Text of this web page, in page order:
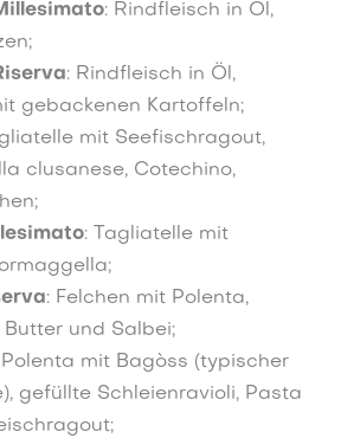
: Rindfleisch in Öl,
: Rindfleisch in Öl,
gebackenen Kartoffeln;
mit Seefischragout,
clusanese, Cotechino,
: Tagliatelle mit
: Felchen mit Polenta,
und Salbei;
Polenta mit Bagòss (typischer
gefüllte Schleienravioli, Pasta